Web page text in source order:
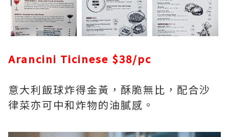
Arancini Ticinese $38/pc
意大利飯球炸得金黃，酥脆無比，配合沙
律菜亦可中和炸物的油膩感。